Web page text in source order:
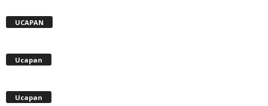
UCAPAN
Ucapan
Ucapan